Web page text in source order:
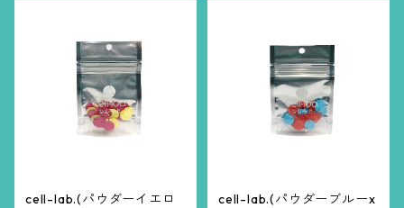
cell-lab.(パウダーイエロ
cell-lab.(パウダーブルーx